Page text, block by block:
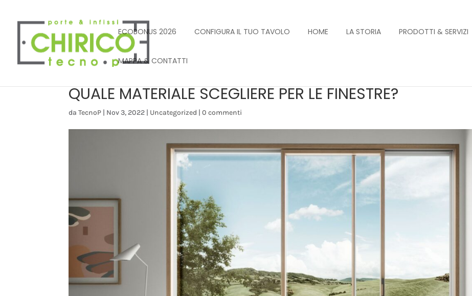
ECOBONUS 2026 CONFIGURA IL TUO TAVOLO HOME LA STORIA PRODOTTI & SERVIZI
MAPPA & CONTATTI
QUALE MATERIALE SCEGLIERE PER LE FINESTRE?
daTecnoP | Nov 3, 2022 | Uncategorized |0 commenti